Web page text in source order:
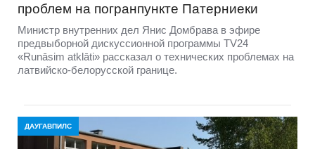
проблем на погранпункте Патерниеки
Министр внутренних дел Янис Домбрава в эфире
предвыборной дискуссионной программы TV24
«Runāsim atklāti» рассказал о технических проблемах на
латвийско-белорусской границе.
ДАУГАВПИЛС